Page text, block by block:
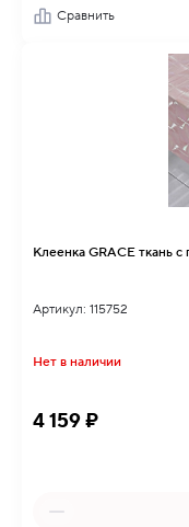
Сравнить
Клеенка GRACE ткань
Артикул: 115752
Нет в наличии
4 159 ₽